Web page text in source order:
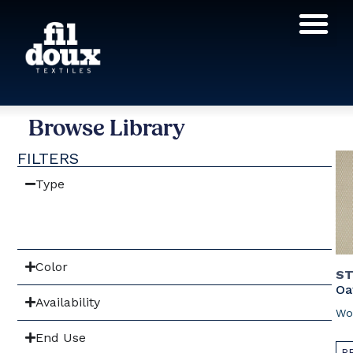
Browse Library
FILTERS
Type
Color
Availability
End Use